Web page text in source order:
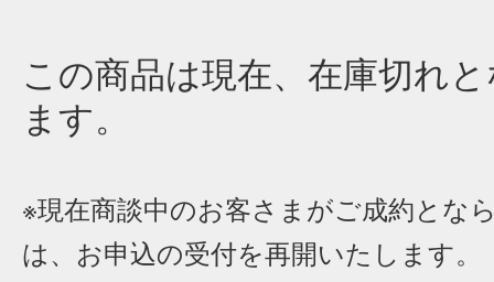
この商品は現在、在庫切れ
ます。
※現在商談中のお客さまがご成約とな
は、お申込の受付を再開いたします。